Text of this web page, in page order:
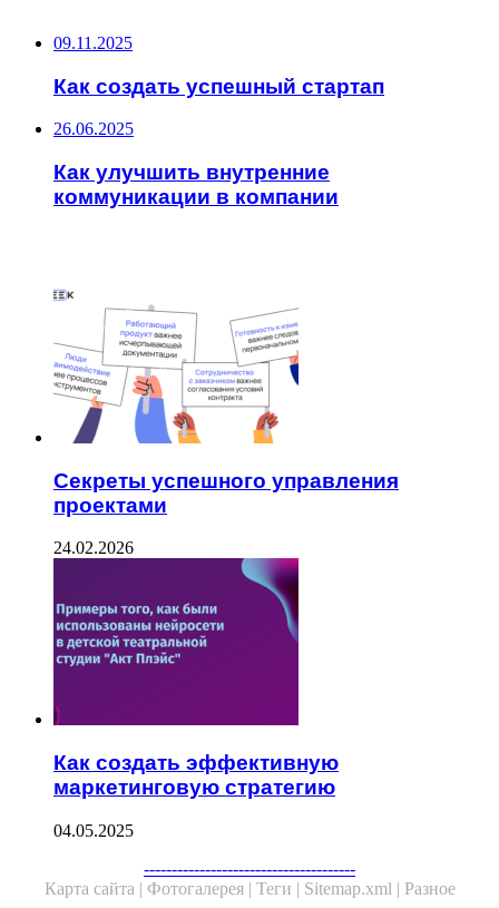
09.11.2025
Как создать успешный стартап
26.06.2025
Как улучшить внутренние
коммуникации в компании
Секреты успешного управления
проектами
24.02.2026
Как создать эффективную
маркетинговую стратегию
04.05.2025
--------------------------------------
Карта сайта | Фотогалерея | Теги | Sitemap.xml | Разное